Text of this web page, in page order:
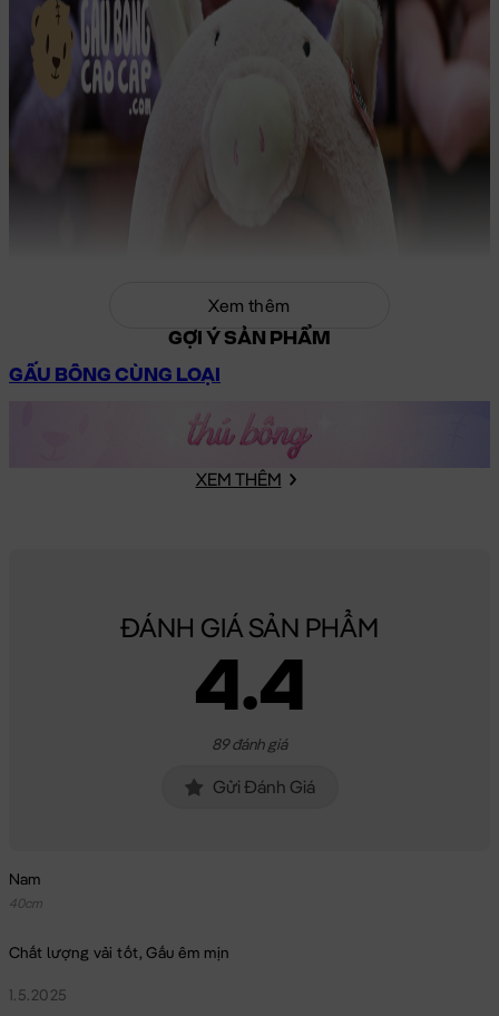
Xem thêm
GỢI Ý SẢN PHẨM
GẤU BÔNG CÙNG LOẠI
XEM THÊM
ĐÁNH GIÁ SẢN PHẨM
4.4
89 đánh giá
Gửi Đánh Giá
Nam
40cm
Chất lượng vải tốt, Gấu êm mịn
1.5.2025